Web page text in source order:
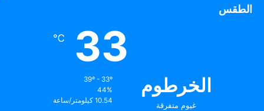
الطقس
الخرطوم
غيوم متفرقة
33
℃
39º - 33º
44%
10.54 كيلومتر/ساعة